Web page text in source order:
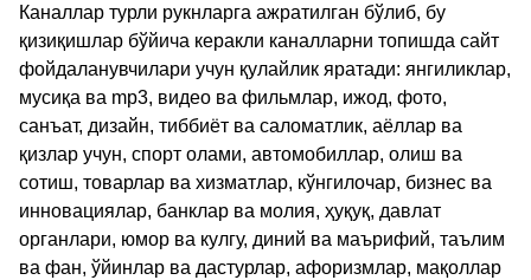
Каналлар турли рукнларга ажратилган бўлиб, бу
қизиқишлар бўйича керакли каналларни топишда сайт
фойдаланувчилари учун қулайлик яратади: янгиликлар,
мусиқа ва mp3, видео ва фильмлар, ижод, фото,
санъат, дизайн, тиббиёт ва саломатлик, аёллар ва
қизлар учун, спорт олами, автомобиллар, олиш ва
сотиш, товарлар ва хизматлар, кўнгилочар, бизнес ва
инновациялар, банклар ва молия, ҳуқуқ, давлат
органлари, юмор ва кулгу, диний ва маърифий, таълим
ва фан, ўйинлар ва дастурлар, афоризмлар, мақоллар